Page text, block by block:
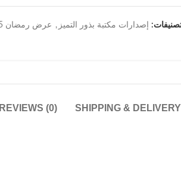
إصدارات مكتبة بذور التميز , عرض رمضان 25%
REVIEWS (0) SHIPPING & DELIVERY